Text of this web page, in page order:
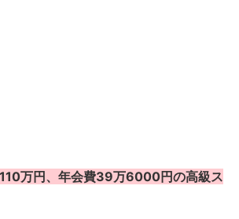
万円、年会費39万6000円の高級ス